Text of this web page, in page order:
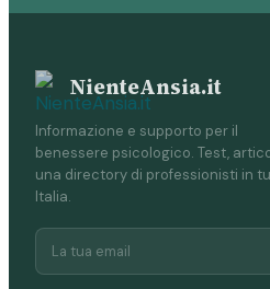
NienteAnsia.it
Informazione e supporto per il
benessere psicologico. Test,
una directory di professionisti in
Italia.